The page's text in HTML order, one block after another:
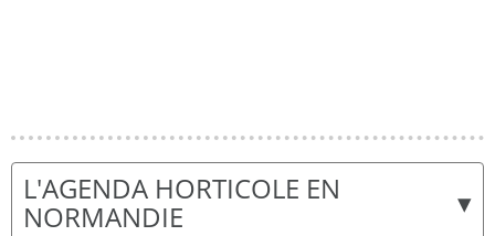
▾
L'AGENDA HORTICOLE EN
NORMANDIE